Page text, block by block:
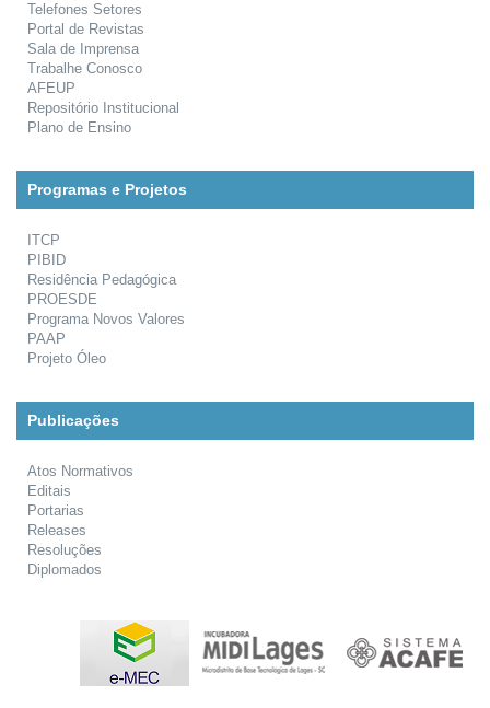
Telefones Setores
Portal de Revistas
Sala de Imprensa
Trabalhe Conosco
AFEUP
Repositório Institucional
Plano de Ensino
Programas e Projetos
ITCP
PIBID
Residência Pedagógica
PROESDE
Programa Novos Valores
PAAP
Projeto Óleo
Publicações
Atos Normativos
Editais
Portarias
Releases
Resoluções
Diplomados